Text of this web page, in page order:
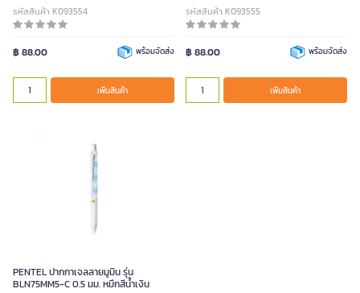
รหัสสินค้า K093554
฿ 88.00 พร้อมจัดส่ง
เพิ่มสินค้า
รหัสสินค้า K093555
฿ 88.00 พร้อมจัดส่ง
เพิ่มสินค้า
PENTEL ปากกาเจลลายมูมิน รุ่น
BLN75MM5-C 0.5 มม. หมึกสีน้ำเงิน